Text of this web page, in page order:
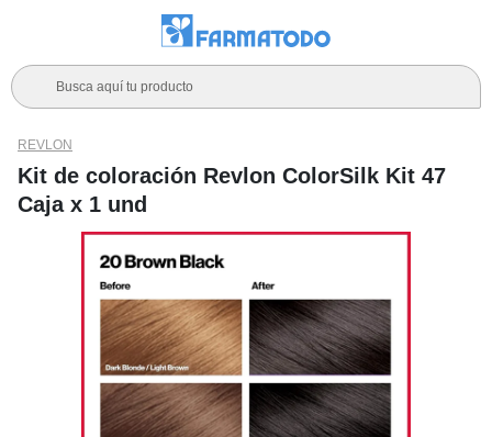
Busca aquí tu producto
REVLON
Kit de coloración Revlon ColorSilk Kit 47
Caja x 1 und